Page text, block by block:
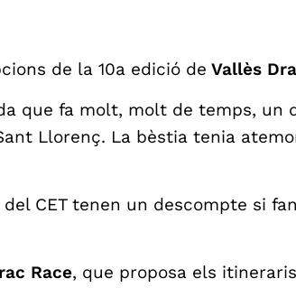
de la 10a edició de Vallès
que fa molt, molt de temps, un
Llorenç. La bèstia tenia
del CET tenen un descompte si
Race, que proposa els